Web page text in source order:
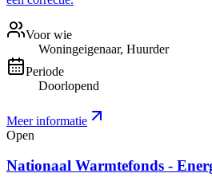
Voor wie
Woningeigenaar, Huurder
Periode
Doorlopend
Meer informatie
Open
Nationaal Warmtefonds -